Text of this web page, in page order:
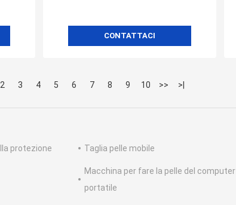
CONTATTACI
2 3 4 5 6 7 8 9 10 >> >|
protezione
Taglia pelle mobile
Macchina per fare la pelle del computer
portatile